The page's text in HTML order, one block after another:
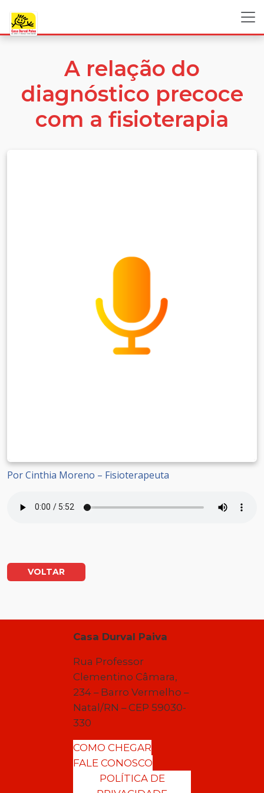
A relação do
diagnóstico precoce
com a fisioterapia
Por Cinthia Moreno – Fisioterapeuta
VOLTAR
Casa Durval Paiva
Rua Professor
Clementino Câmara,
234 – Barro Vermelho –
Natal/RN – CEP 59030-
330
COMO CHEGAR
FALE CONOSCO
POLÍTICA DE